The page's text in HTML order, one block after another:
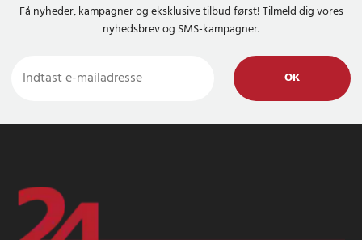
Få nyheder, kampagner og eksklusive tilbud først! Tilmeld dig vores
nyhedsbrev og SMS-kampagner.
OK